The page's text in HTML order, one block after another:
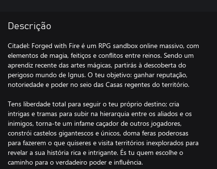
Descrição
Citadel: Forged with Fire é um RPG sandbox online massivo, com
elementos de magia, feitiços e conflitos entre reinos. Sendo um
aprendiz recente das artes mágicas, partirás à descoberta do
perigoso mundo de Ignus. O teu objetivo: ganhar reputação,
notoriedade e poder no seio das Casas regentes do território.
Tens liberdade total para seguir o teu próprio destino; cria
intrigas e tramas para subir na hierarquia entre os aliados e os
inimigos, torna-te um infame caçador de outros jogadores,
constrói castelos gigantescos e únicos, doma feras poderosas
para fazerem o que quiseres e visita territórios inexplorados para
revelar a sua história rica e intrigante. És tu quem escolhe o
caminho para o verdadeiro poder e influência.